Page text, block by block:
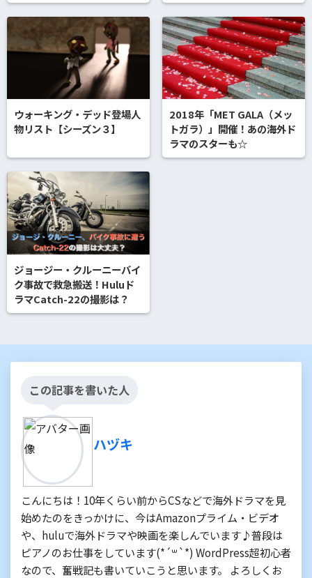
ウォーキング・デッド登場人
物リスト【シーズン３】
2018年「MET GALA（メッ
トガラ）」開催！あの海外ド
ラマのスターも☆
ジョージー・クルーニーバイ
ク事故で救急搬送！Huluド
ラマCatch-22の撮影は？
この記事を書いた人
ハヅキ
こんにちは！10年くらい前からCSなどで海外ドラマを見
始めたのをきっかけに、今はAmazonプライム・ビデオ
や、huluで海外ドラマや映画を楽しんでいます♪普段は
ピアノのお仕事をしています(*´꒳`*) WordPress超初心者
なので、奮戦記も書いていこうと思います。 よろしくお